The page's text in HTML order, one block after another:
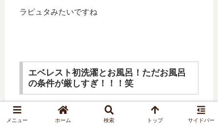
ラピュタみたいですね
エベレスト初洗濯とお風呂！ただお風呂
の条件が厳しすぎ！！！笑
メニュー ホーム 検索 トップ サイドバー